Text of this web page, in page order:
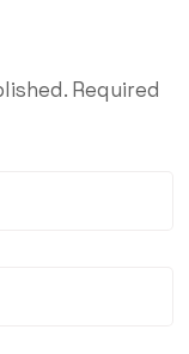
Required